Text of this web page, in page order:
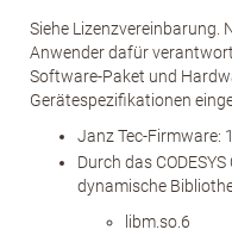
Siehe Lizenzvereinbarung.
Anwender dafür
Software-Paket und
Gerätespezifikationen
Janz Tec-Firmware:
Durch das
dynamische
libm.so.6